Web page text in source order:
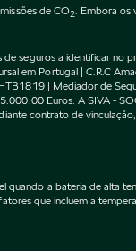
de CO2 . Embora
seguros a identificar no
em Portugal | C.R.C
| Mediador de
Euros. A SIVA -
contrato de
a bateria de alta
que incluem a